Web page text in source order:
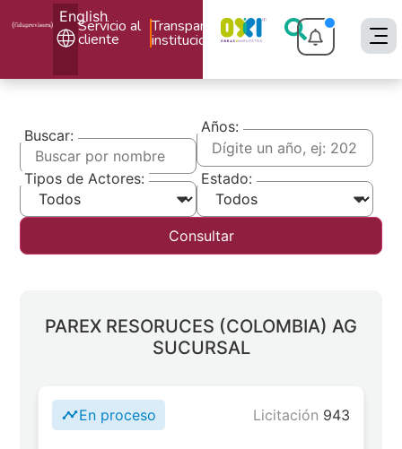
Servicio al
cliente
Transparencia
institucional
English
Buscar: Años:
Tipos de Actores: Estado:
Consultar
PAREX RESORUCES (COLOMBIA) AG
SUCURSAL
En proceso Licitación 943